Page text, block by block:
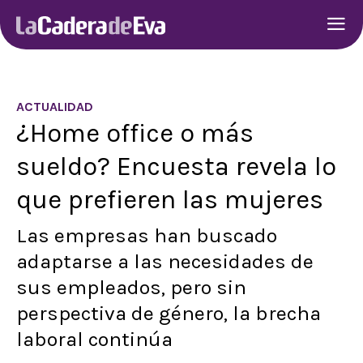
ACTUALIDAD
¿Home office o más
sueldo? Encuesta revela lo
que prefieren las mujeres
Las empresas han buscado
adaptarse a las necesidades de
sus empleados, pero sin
perspectiva de género, la brecha
laboral continúa